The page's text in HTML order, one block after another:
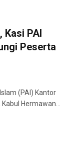
Kasi PAI
Peserta
(PAI) Kantor
Hermawan…